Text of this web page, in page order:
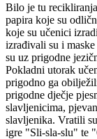
Bilo je tu
papira koje su
koje su učenici
izrađivali su i
su uz prigodne
Pokladni utorak
prigodno ga
prigodne dječje
slavljenicima,
slavljenika. Vratili
igre "Sli-sla-slu" te